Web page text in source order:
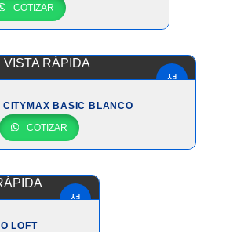
COTIZAR
VISTA RÁPIDA
CITYMAX BASIC BLANCO
COTIZAR
LOFT